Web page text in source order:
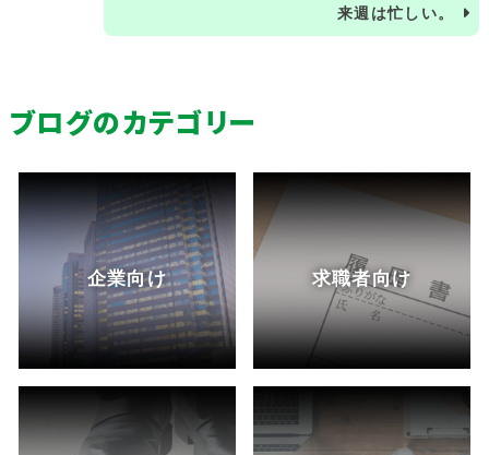
来週は忙しい。
ブログのカテゴリー
企業向け 求職者向け